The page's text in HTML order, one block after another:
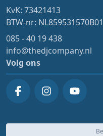
KvK: 73421413
BTW-nr: NL859531570B01
085 - 40 19 438
info@thedjcompany.nl
Volg ons